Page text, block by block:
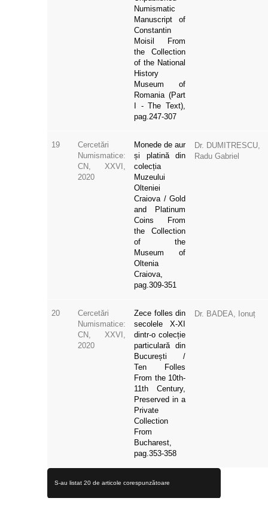
Numismatic
Manuscript of
Constantin
Moisil From
the Collection
of the National
History
Museum of
Romania (Part
I - The Text),
pag.247-307
19
Cercetări
Numismatice:
CN, XXVI,
2020
Monede de aur
și platină din
colecția
Muzeului
Olteniei
Craiova / Gold
and Platinum
Coins From
the Collection
of the
Museum of
Oltenia
Craiova,
pag.309-351
Dr. DUMITRESCU,
Radu Gabriel
20
Cercetări
Numismatice:
CN, XXVI,
2020
Zece folles din
secolele X-XI
dintr-o colecție
particulară din
București /
Ten Folles
From the 10th-
11th Century,
Preserved in a
Private
Collection
From
Bucharest,
pag.353-358
Dr. BADEA, Ionuț